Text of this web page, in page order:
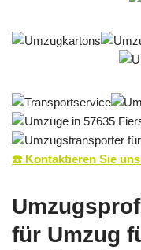
☎️ Kontaktieren Sie
für Umzug